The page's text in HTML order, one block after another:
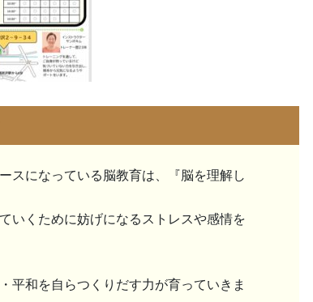
スになっている脳教育は、『脳を理解し
いくために妨げになるストレスや感情を
平和を自らつくりだす力が育っていきま